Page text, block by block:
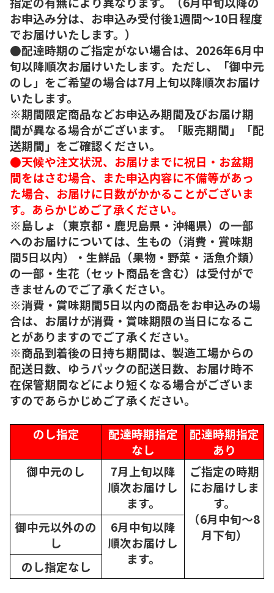
お申込み分は、お申込み受付後1週間～10日程度
でお届けいたします。）
●配達時期のご指定がない場合は、2026年6月中
旬以降順次お届けいたします。ただし、「御中元
のし」をご希望の場合は7月上旬以降順次お届け
いたします。
※期間限定商品などお申込み期間及びお届け期
間が異なる場合がございます。「販売期間」「配
送期間」をご確認ください。
●天候や注文状況、お届けまでに祝日・お盆期
間をはさむ場合、また申込内容に不備等があっ
た場合、お届けに日数がかかることがございま
す。あらかじめご了承ください。
※島しょ（東京都・鹿児島県・沖縄県）の一部
へのお届けについては、生もの（消費・賞味期
間5日以内）・生鮮品（果物・野菜・活魚介類）
の一部・生花（セット商品を含む）は受付がで
きませんのでご了承ください。
※消費・賞味期間5日以内の商品をお申込みの場
合は、お届けが消費・賞味期限の当日になるこ
とがありますのでご了承ください。
※商品到着後の日持ち期間は、製造工場からの
配送日数、ゆうパックの配送日数、お届け時不
在保管期間などにより短くなる場合がございま
すのであらかじめご了承ください。
のし指定
配達時期指定
なし
配達時期指定
あり
御中元のし
7月上旬以降
順次お届けし
ます。
ご指定の時期
にお届けしま
す。
（6月中旬～8
月下旬）
御中元以外のの
し
6月中旬以降
順次お届けし
ます。
のし指定なし